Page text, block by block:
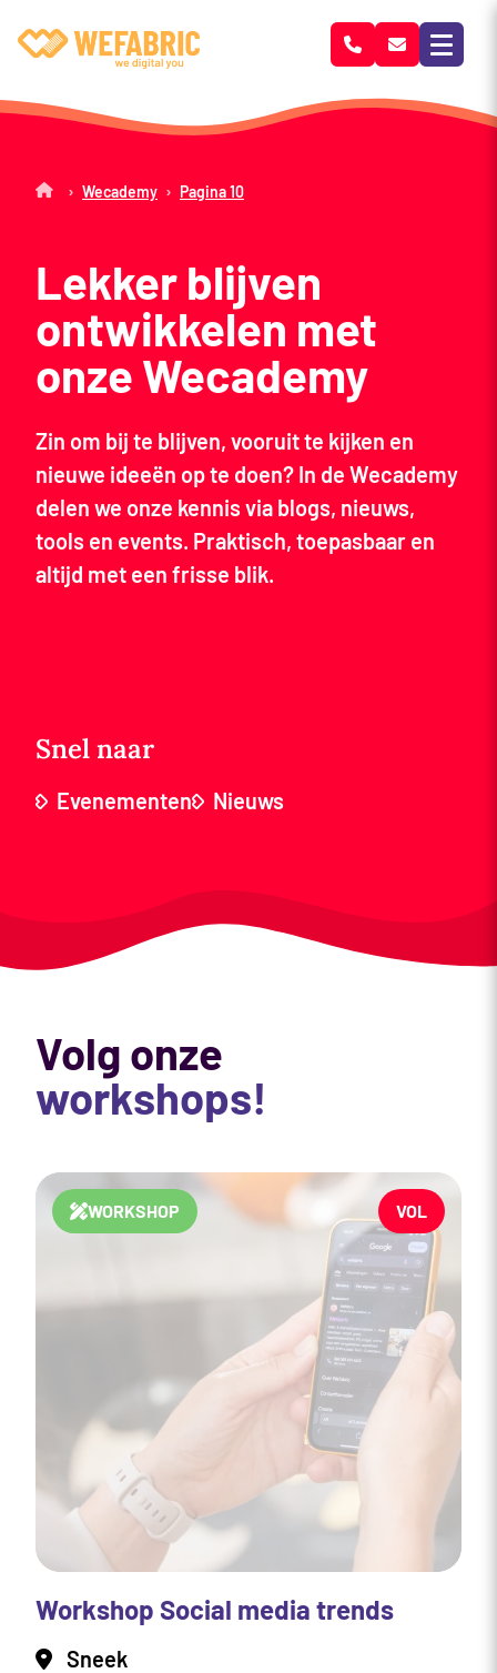
Lekker blijven
ontwikkelen met
onze Wecademy
Zin om bij te blijven, vooruit te kijken en
nieuwe ideeën op te doen? In de Wecademy
delen we onze kennis via blogs, nieuws,
tools en events. Praktisch, toepasbaar en
altijd met een frisse blik.
› Wecademy › Pagina 10
Snel naar
Evenementen Nieuws
Volg onze
workshops!
Ga naar Workshop Social media trends
WORKSHOP
VOL
Workshop Social media trends
Sneek